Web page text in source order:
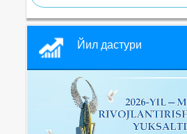
Йил дастури